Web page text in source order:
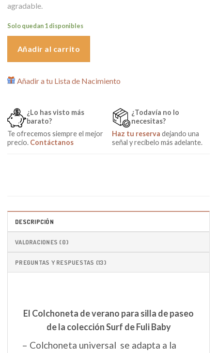
agradable.
Solo quedan 1 disponibles
Añadir al carrito
Añadir a tu Lista de Nacimiento
¿Lo has visto más
barato?
Te ofrecemos siempre el mejor
precio. Contáctanos
¿Todavía no lo
necesitas?
Haz tu reserva dejando una
señal y recíbelo más adelante.
DESCRIPCIÓN
VALORACIONES (0)
PREGUNTAS Y RESPUESTAS (13)
El Colchoneta de verano para silla de paseo
de la colección Surf de Fuli Baby
– Colchoneta universal se adapta a la